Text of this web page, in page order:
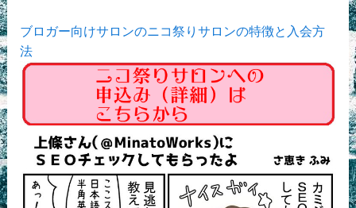
ブロガー向けサロンのニコ祭りサロンの特徴と入会方
法